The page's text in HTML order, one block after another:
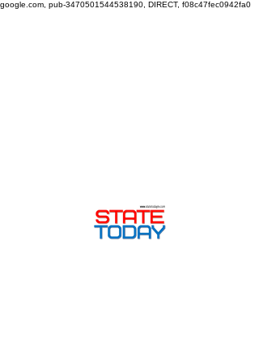
google.com, pub-3470501544538190, DIRECT, f08c47fec0942fa0